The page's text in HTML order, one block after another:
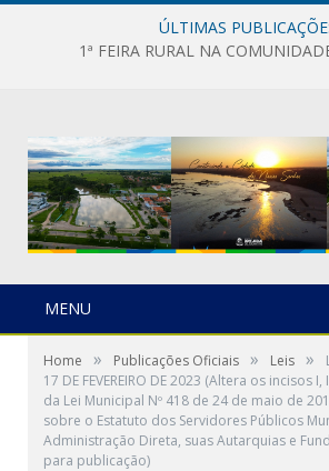
ÚLTIMAS
1ª FEIRA RURAL NA
MENU
Home » Publicações Oficiais » Leis »
17 DE FEVEREIRO DE 2023 (Altera os incisos
da Lei Municipal Nº 418 de 24 de maio de
sobre o Estatuto dos Servidores Públicos
Administração Direta, suas Autarquias e
para publicação)